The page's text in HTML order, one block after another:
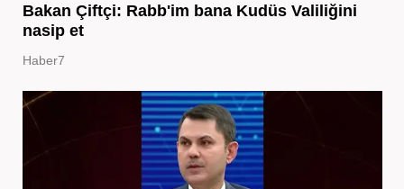
Bakan Çiftçi: Rabb'im bana Kudüs Valiliğini
nasip et
Haber7